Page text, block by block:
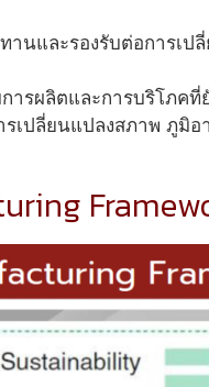
นและรองรับต่อการเป
ารผลิตและการบริโภคที่
เปลี่ยนแปลงสภาพ ภูมิ